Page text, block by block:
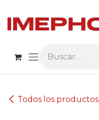
Todos los productos